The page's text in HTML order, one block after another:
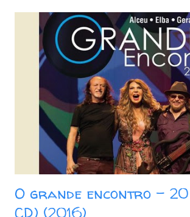
O grande encontro - 20